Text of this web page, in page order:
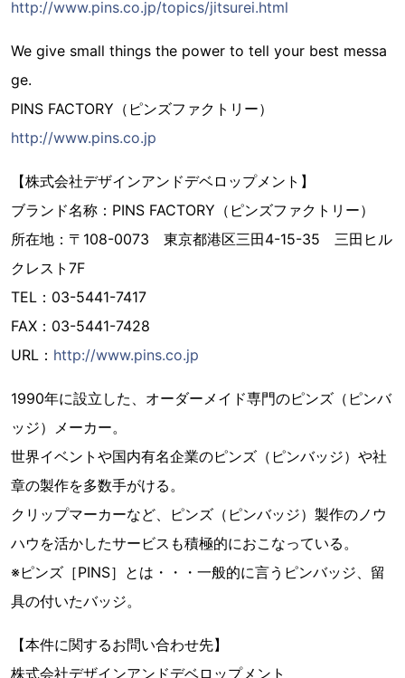
http://www.pins.co.jp/topics/jitsurei.html
We give small things the power to tell your best messa
ge.
PINS FACTORY（ピンズファクトリー）
http://www.pins.co.jp
【株式会社デザインアンドデベロップメント】
ブランド名称：PINS FACTORY（ピンズファクトリー）
所在地：〒108-0073 東京都港区三田4-15-35 三田ヒル
クレスト7F
TEL：03-5441-7417
FAX：03-5441-7428
URL： http://www.pins.co.jp
1990年に設立した、オーダーメイド専門のピンズ（ピンバ
ッジ）メーカー。
世界イベントや国内有名企業のピンズ（ピンバッジ）や社
章の製作を多数手がける。
クリップマーカーなど、ピンズ（ピンバッジ）製作のノウ
ハウを活かしたサービスも積極的におこなっている。
※ピンズ［PINS］とは・・・一般的に言うピンバッジ、留
具の付いたバッジ。
【本件に関するお問い合わせ先】
株式会社デザインアンドデベロップメント